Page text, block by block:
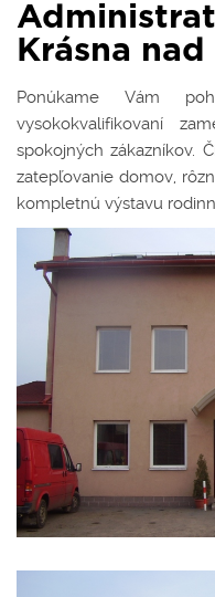
Krásna
Ponúkame Vám
vysokokvalifikovaní
spokojných zákazníkov.
zatepľovanie domov,
kompletnú výstavu